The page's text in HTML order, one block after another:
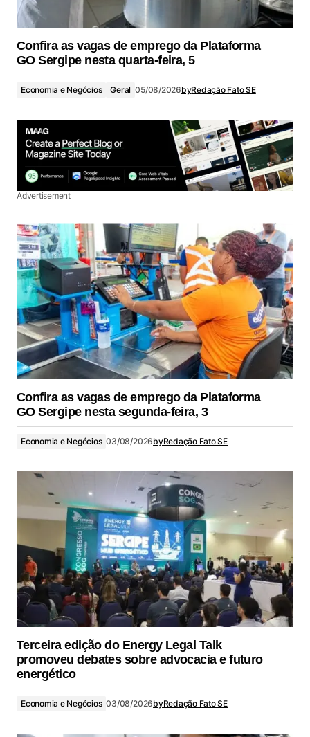
Confira as vagas de emprego da Plataforma
GO Sergipe nesta quarta-feira, 5
Economia e Negócios Geral 05/08/2026byRedação Fato SE
Advertisement
Confira as vagas de emprego da Plataforma
GO Sergipe nesta segunda-feira, 3
Economia e Negócios 03/08/2026byRedação Fato SE
Terceira edição do Energy Legal Talk
promoveu debates sobre advocacia e futuro
energético
Economia e Negócios 03/08/2026byRedação Fato SE